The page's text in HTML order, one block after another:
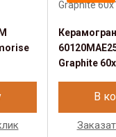
Graphite
В